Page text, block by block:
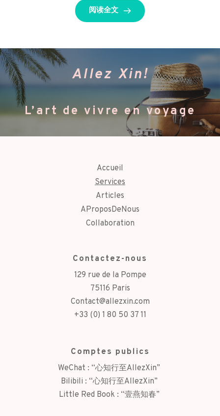
阅读全文
Allez Xin!
L’art de vivre en voyage
Accueil
Services
Articles
AProposDeNous
Collaboration
Contactez-nous
129 rue de la Pompe
75116 Paris
Contact@allezxin.com
+33 (0) 1 80 50 37 11
Comptes publics
WeChat : “心知行至AllezXin”
Bilibili : “心知行至AllezXin”
Little Red Book : “壹燕知春”